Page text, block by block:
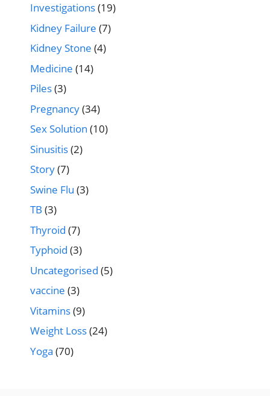
Investigations(19)
Kidney Failure (7)
Kidney Stone (4)
Medicine (14)
Piles(3)
Pregnancy(34)
Sex Solution (10)
Sinusitis(2)
Story(7)
Swine Flu (3)
TB (3)
Thyroid (7)
Typhoid (3)
Uncategorised (5)
vaccine (3)
Vitamins(9)
Weight Loss(24)
Yoga (70)